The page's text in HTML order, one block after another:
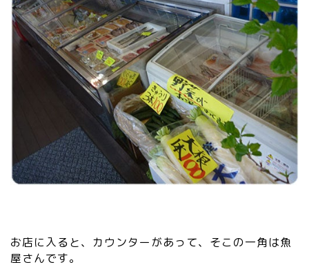
お店に入ると、カウンターがあって、そこの一角は魚
屋さんです。